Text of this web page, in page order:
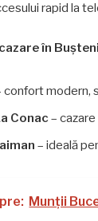
rapid la
în
confort modern,
Conac –
– ideală
Munții